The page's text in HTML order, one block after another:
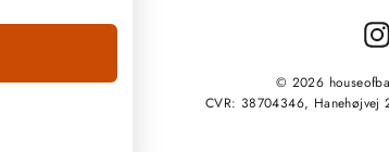
© 2026
CVR: 38704346, Hanehøjvej